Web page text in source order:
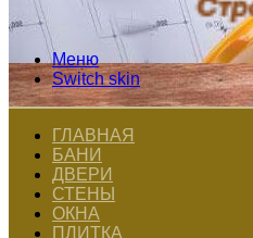
Меню
Switch skin
ГЛАВНАЯ
БАНИ
ДВЕРИ
СТЕНЫ
ОКНА
ПЛИТКА